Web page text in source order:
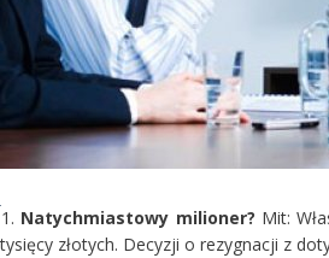
1. Natychmiastowy milioner? Mit:
tysięcy złotych. Decyzji o rezygnacji z